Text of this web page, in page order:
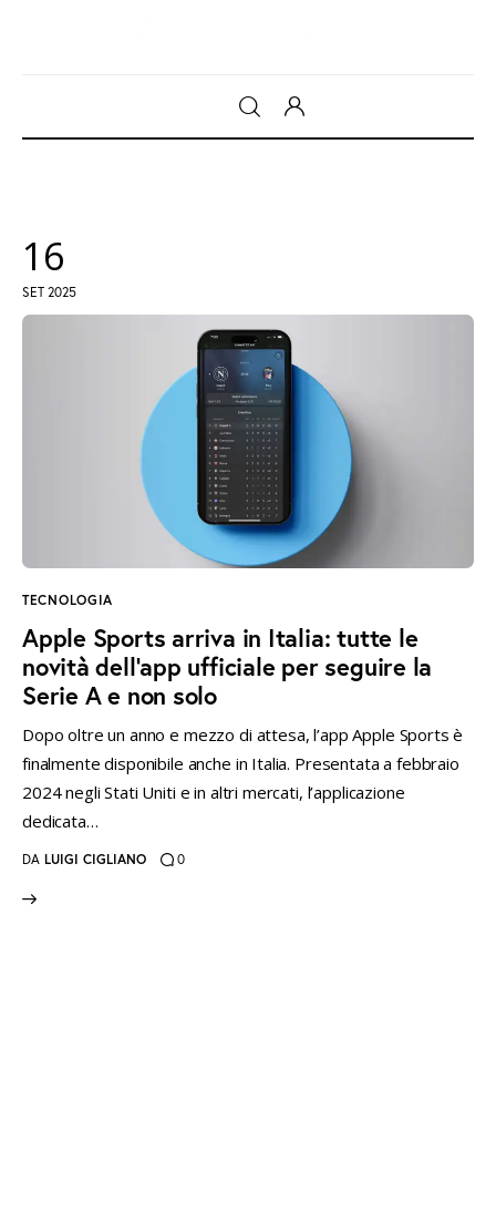
Intrattenimento
Web Log
instagramm
threadstwitter-
x
16
SET 2025
TECNOLOGIA
Apple Sports arriva in Italia: tutte le
novità dell’app ufficiale per seguire la
Serie A e non solo
Dopo oltre un anno e mezzo di attesa, l’app Apple Sports è
finalmente disponibile anche in Italia. Presentata a febbraio
2024 negli Stati Uniti e in altri mercati, l’applicazione
dedicata…
DA LUIGI CIGLIANO 0